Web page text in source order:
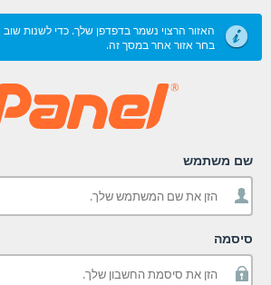
האזור הרצוי נשמר בדפדפן שלך. כדי לשנות
בחר אזור אחר במסך זה.
שם משתמש
סיסמה